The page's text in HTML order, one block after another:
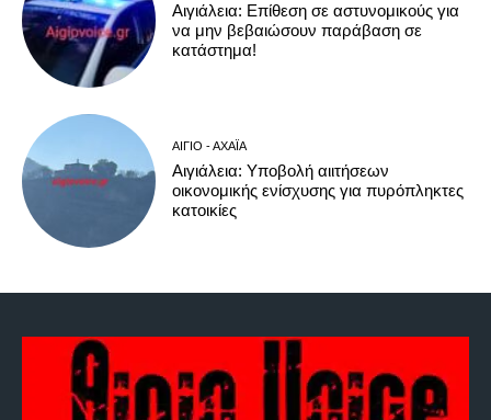
Αιγιάλεια: Επίθεση σε αστυνομικούς για
να μην βεβαιώσουν παράβαση σε
κατάστημα!
ΑΊΓΙΟ - ΑΧΑΪ́Α
Αιγιάλεια: Υποβολή αιιτήσεων
οικονομικής ενίσχυσης για πυρόπληκτες
κατοικίες